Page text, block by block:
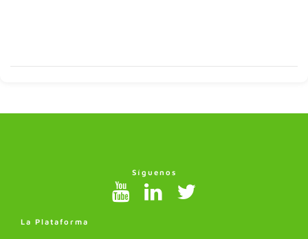
Síguenos
La Plataforma